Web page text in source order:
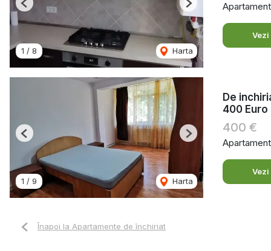
1 / 8 Harta
Previous Next
1 / 9 Harta
Previous Next
De
400 Euro
400 €
Înapoi la Apartamente de închiriat